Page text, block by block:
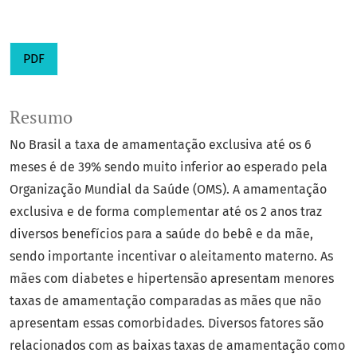
PDF
Resumo
No Brasil a taxa de amamentação exclusiva até os 6
meses é de 39% sendo muito inferior ao esperado pela
Organização Mundial da Saúde (OMS). A amamentação
exclusiva e de forma complementar até os 2 anos traz
diversos benefícios para a saúde do bebê e da mãe,
sendo importante incentivar o aleitamento materno. As
mães com diabetes e hipertensão apresentam menores
taxas de amamentação comparadas as mães que não
apresentam essas comorbidades. Diversos fatores são
relacionados com as baixas taxas de amamentação como